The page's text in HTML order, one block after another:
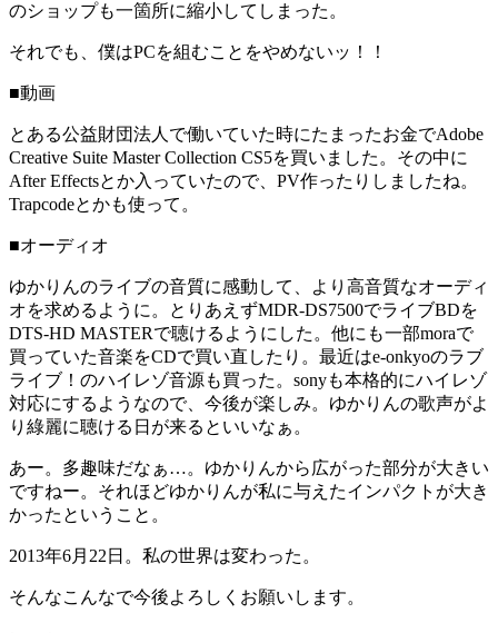
のショップも一箇所に縮小してしまった。
それでも、僕はPCを組むことをやめないッ！！
■動画
とある公益財団法人で働いていた時にたまったお金でAdobe
Creative Suite Master Collection CS5を買いました。その中に
After Effectsとか入っていたので、PV作ったりしましたね。
Trapcodeとかも使って。
■オーディオ
ゆかりんのライブの音質に感動して、より高音質なオーディ
オを求めるように。とりあえずMDR-DS7500でライブBDを
DTS-HD MASTERで聴けるようにした。他にも一部moraで
買っていた音楽をCDで買い直したり。最近はe-onkyoのラブ
ライブ！のハイレゾ音源も買った。sonyも本格的にハイレゾ
対応にするようなので、今後が楽しみ。ゆかりんの歌声がよ
り綠麗に聴ける日が来るといいなぁ。
あー。多趣味だなぁ…。ゆかりんから広がった部分が大きい
ですねー。それほどゆかりんが私に与えたインパクトが大き
かったということ。
2013年6月22日。私の世界は変わった。
そんなこんなで今後よろしくお願いします。